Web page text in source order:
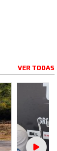
VER TODAS